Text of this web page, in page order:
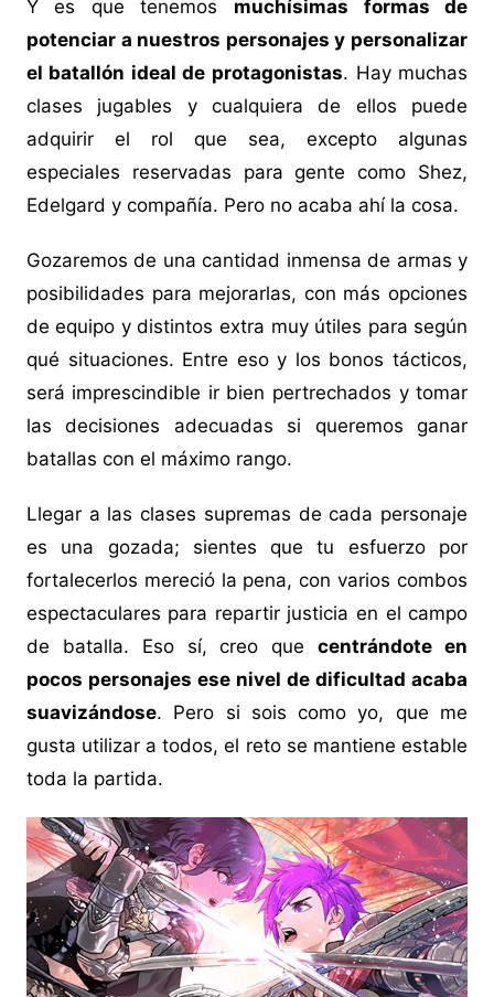
Y es que tenemos muchísimas formas de
potenciar a nuestros personajes y personalizar
el batallón ideal de protagonistas. Hay muchas
clases jugables y cualquiera de ellos puede
adquirir el rol que sea, excepto algunas
especiales reservadas para gente como Shez,
Edelgard y compañía. Pero no acaba ahí la cosa.
Gozaremos de una cantidad inmensa de armas y
posibilidades para mejorarlas, con más opciones
de equipo y distintos extra muy útiles para según
qué situaciones. Entre eso y los bonos tácticos,
será imprescindible ir bien pertrechados y tomar
las decisiones adecuadas si queremos ganar
batallas con el máximo rango.
Llegar a las clases supremas de cada personaje
es una gozada; sientes que tu esfuerzo por
fortalecerlos mereció la pena, con varios combos
espectaculares para repartir justicia en el campo
de batalla. Eso sí, creo quecentrándote en
pocos personajes ese nivel de dificultad acaba
suavizándose. Pero si sois como yo, que me
gusta utilizar a todos, el reto se mantiene estable
toda la partida.